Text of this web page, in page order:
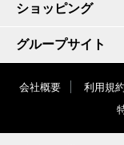
ショッピング
グループサイト
会社概要 利用規約